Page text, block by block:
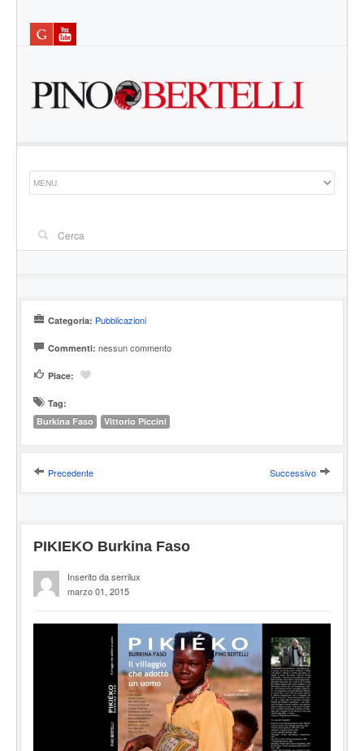
Categoria: Pubblicazioni
Commenti: nessun commento
Piace:
Tag:
Burkina Faso
Vittorio Piccini
Precedente Successivo
PIKIEKO Burkina Faso
Inserito da serrilux
marzo 01, 2015